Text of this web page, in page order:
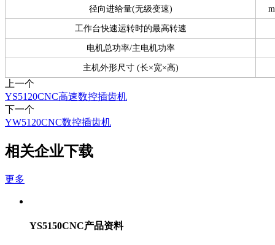
径向进给量(无级变速)
工作台快速运转时的最高转速
电机总功率/主电机功率
主机外形尺寸 (长×宽×高)
上一个
YS5120CNC高速数控插齿机
下一个
YW5120CNC数控插齿机
相关企业下载
更多
YS5150CNC产品资料